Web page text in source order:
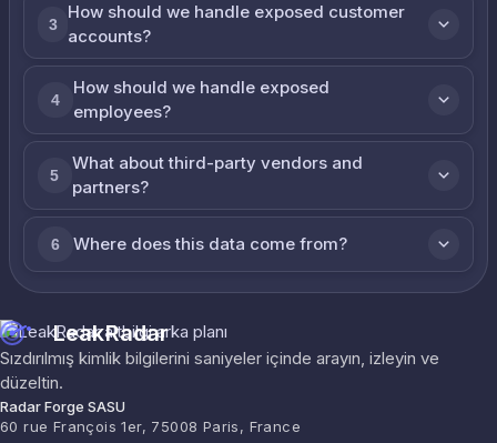
3
How should we handle exposed customer
accounts?
4
How should we handle exposed
employees?
5
What about third-party vendors and
partners?
6 Where does this data come from?
LeakRadar
Sızdırılmış kimlik bilgilerini saniyeler içinde arayın, izleyin ve
düzeltin.
Radar Forge SASU
60 rue François 1er, 75008 Paris, France